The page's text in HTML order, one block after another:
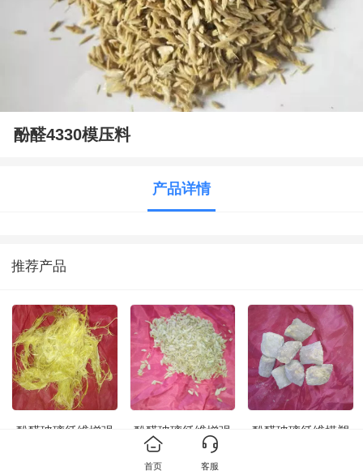
酚醛4330模压料
产品详情
推荐产品
酚醛玻璃纤维增强
酚醛玻璃纤维增强
模塑料4330-1即
（FX501）生产
酚醛玻璃纤维模塑
首页 客服